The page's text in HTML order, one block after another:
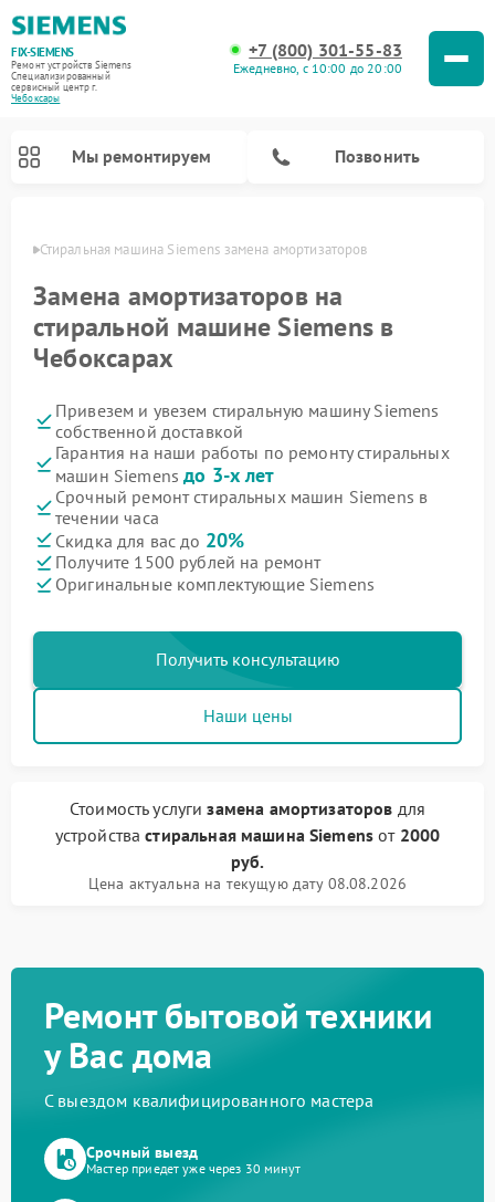
FIX-SIEMENS
Ремонт устройств Siemens
Специализированный
cервисный центр г.
Чебоксары
+7 (800) 301-55-83
Ежедневно, с 10:00 до 20:00
Мы ремонтируем Позвонить
Стиральная машина Siemens замена амортизаторов
Замена амортизаторов на
стиральной машине Siemens в
Чебоксарах
Привезем и увезем стиральную машину Siemens
собственной доставкой
Гарантия на наши работы по ремонту стиральных
машин Siemensдо 3-х лет
Срочный ремонт стиральных машин Siemens в
течении часа
Скидка для вас до 20%
Получите 1500 рублей на ремонт
Оригинальные комплектующие Siemens
Получить консультацию
Наши цены
Стоимость услугизамена амортизаторов для
устройствастиральная машина Siemens от 2000
руб.
Цена актуальна на текущую дату 08.08.2026
Ремонт бытовой техники
у Вас дома
С выездом квалифицированного мастера
Срочный выезд
Мастер приедет уже через 30 минут